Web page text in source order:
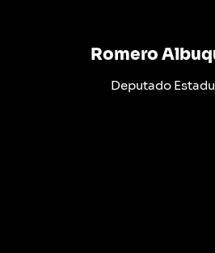
Romero
Deputado